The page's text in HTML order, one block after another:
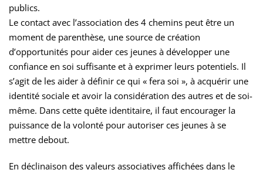
publics.
Le contact avec l’association des 4 chemins peut être un
moment de parenthèse, une source de création
d’opportunités pour aider ces jeunes à développer une
confiance en soi suffisante et à exprimer leurs potentiels. Il
s’agit de les aider à définir ce qui « fera soi », à acquérir une
identité sociale et avoir la considération des autres et de soi-
même. Dans cette quête identitaire, il faut encourager la
puissance de la volonté pour autoriser ces jeunes à se
mettre debout.
En déclinaison des valeurs associatives affichées dans le